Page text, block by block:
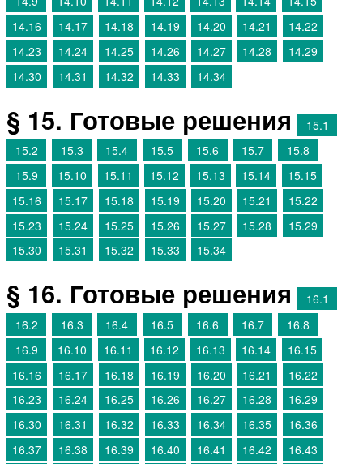
14.16
14.17 14.18 14.19 14.20 14.21
14.22
14.23
14.24 14.25 14.26 14.27 14.28
14.29
14.30
14.31 14.32 14.33 14.34
§ 15. Готовые решения
15.1
15.2
15.3 15.4 15.5 15.6 15.7
15.8
15.9
15.10 15.11 15.12 15.13 15.14
15.15
15.16
15.17 15.18 15.19 15.20 15.21
15.22
15.23
15.24 15.25 15.26 15.27 15.28
15.29
15.30
15.31 15.32 15.33 15.34
§ 16. Готовые решения
16.1
16.2
16.3 16.4 16.5 16.6 16.7
16.8
16.9
16.10 16.11 16.12 16.13 16.14
16.15
16.16
16.17 16.18 16.19 16.20 16.21
16.22
16.23
16.24 16.25 16.26 16.27 16.28
16.29
16.30
16.31 16.32 16.33 16.34 16.35
16.36
16.37
16.38 16.39 16.40 16.41 16.42
16.43